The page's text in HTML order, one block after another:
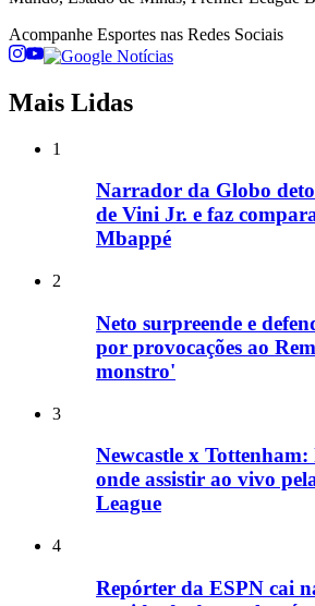
Acompanhe Esportes nas Redes Sociais
Mais Lidas
1
Narrador da Globo
de Vini Jr. e faz
Mbappé
2
Neto surpreende e
por provocações ao
monstro'
3
Newcastle x
onde assistir ao vivo
League
4
Repórter da ESPN cai